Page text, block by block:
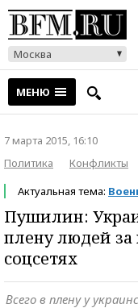
Москва
МЕНЮ
7 марта 2015, 16:10
Политика
Конфликты
Актуальная тема:
Пушилин:
плену людей
соцсетях
Всего в плену у